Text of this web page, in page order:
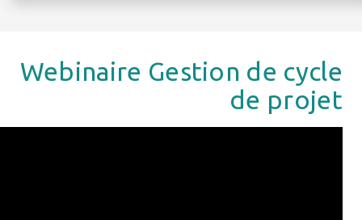
Webinaire Gestion de cycle
de projet